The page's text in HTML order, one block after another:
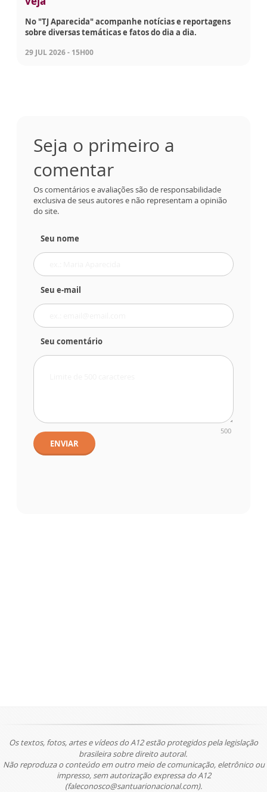
No "TJ Aparecida" acompanhe notícias e reportagens
sobre diversas temáticas e fatos do dia a dia.
29 JUL 2026 - 15H00
Seja o primeiro a
comentar
Os comentários e avaliações são de responsabilidade
exclusiva de seus autores e não representam a opinião
do site.
Seu nome
Seu e-mail
Seu comentário
500
ENVIAR
Os textos, fotos, artes e vídeos do A12 estão protegidos pela legislação
brasileira sobre direito autoral.
Não reproduza o conteúdo em outro meio de comunicação, eletrônico ou
impresso, sem autorização expressa do A12
(faleconosco@santuarionacional.com).